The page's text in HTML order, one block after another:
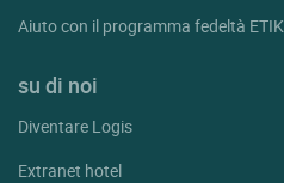
Aiuto con il programma fedeltà ETIK
su di noi
Diventare Logis
Extranet hotel